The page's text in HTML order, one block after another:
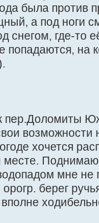
была против
а под ноги
снегом, где-то
попадаются, на
пер.Доломиты
возможности
хочется
мне не
берег